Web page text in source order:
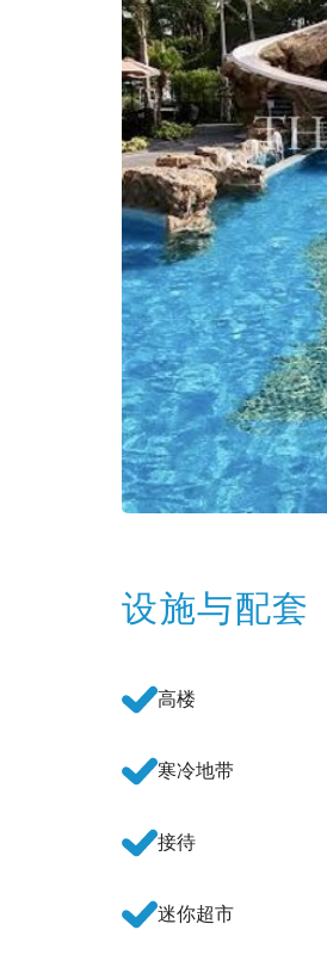
设施与配套
高楼
寒冷地带
接待
迷你超市